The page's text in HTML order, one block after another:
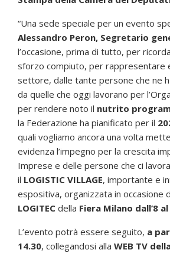
“Una sede speciale per un evento
Alessandro Peron, Segretario
l’occasione, prima di tutto, per
sforzo compiuto, per rappresentare
settore, dalle tante persone che ne
da quelle che oggi lavorano per
per rendere noto il nutrito
la Federazione ha pianificato per il
quali vogliamo ancora una volta
evidenza l’impegno per la crescita
Imprese e delle persone che ci
il LOGISTIC VILLAGE, importante e
espositiva, organizzata in occasione
LOGITEC della Fiera Milano dall’8
L’evento potrà essere seguito, a
14.30, collegandosi alla WEB TV